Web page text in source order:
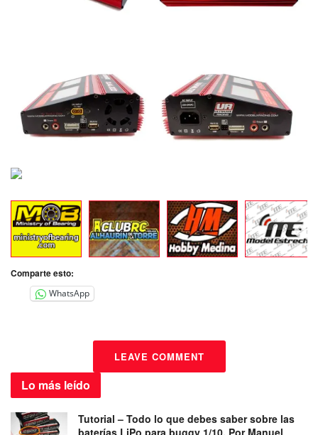
Comparte esto:
WhatsApp
LEAVE COMMENT
Lo más leído
Tutorial – Todo lo que debes saber sobre las
baterías LiPo para buggy 1/10. Por Manuel